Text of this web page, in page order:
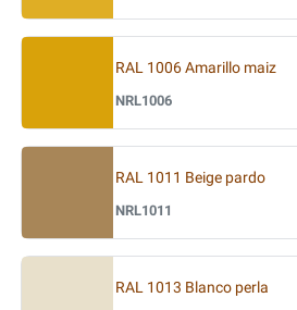
RAL 1006 Amarillo maiz
NRL1006
RAL 1011 Beige pardo
NRL1011
RAL 1013 Blanco perla